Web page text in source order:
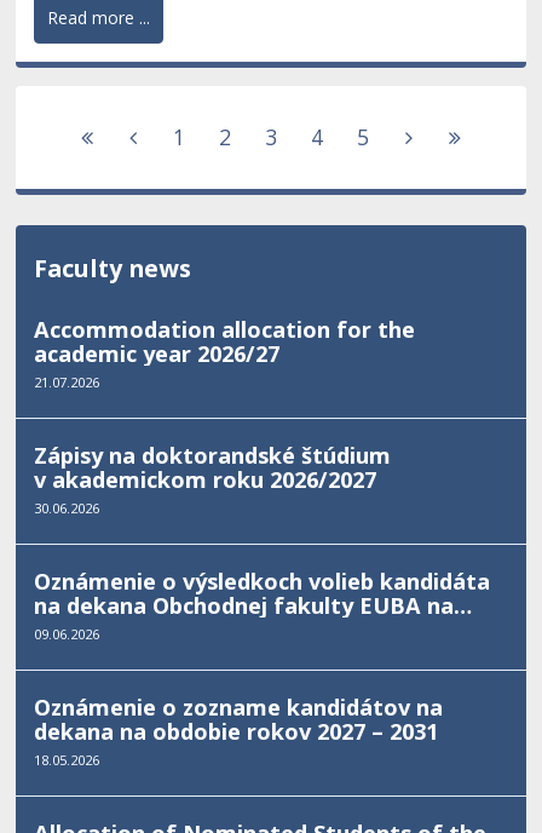
Read more ...
1 2 3 4 5
Faculty news
Accommodation allocation for the
academic year 2026/27
21.07.2026
Zápisy na doktorandské štúdium
v akademickom roku 2026/2027
30.06.2026
Oznámenie o výsledkoch volieb kandidáta
na dekana Obchodnej fakulty EUBA na
funkčné obdobie od 01. 02. 2027 do 31. 01.
09.06.2026
Oznámenie o zozname kandidátov na
dekana na obdobie rokov 2027 – 2031
18.05.2026